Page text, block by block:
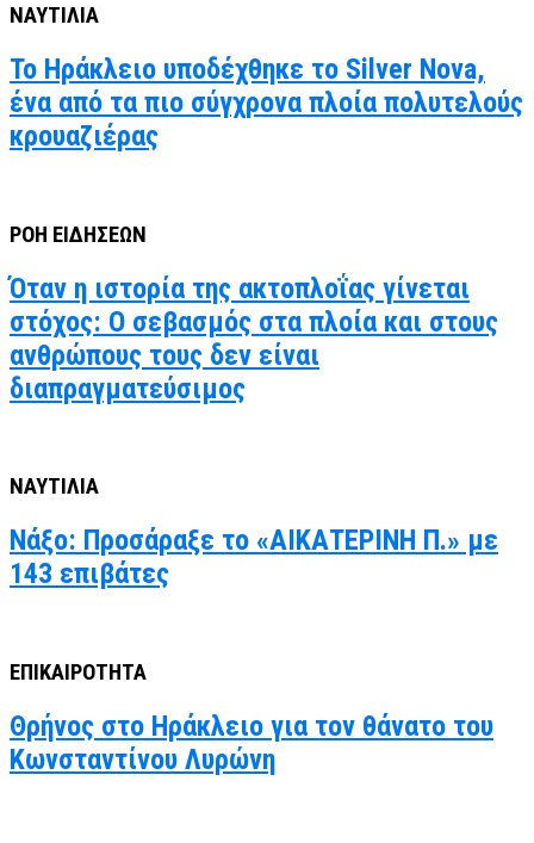
ΝΑΥΤΙΛΙΑ
Το Ηράκλειο υποδέχθηκε το Silver Nova,
ένα από τα πιο σύγχρονα πλοία πολυτελούς
κρουαζιέρας
ΡΟΗ ΕΙΔΗΣΕΩΝ
Όταν η ιστορία της ακτοπλοΐας γίνεται
στόχος: Ο σεβασμός στα πλοία και στους
ανθρώπους τους δεν είναι
διαπραγματεύσιμος
ΝΑΥΤΙΛΙΑ
Νάξο: Προσάραξε το «ΑΙΚΑΤΕΡΙΝΗ Π.» με
143 επιβάτες
ΕΠΙΚΑΙΡΟΤΗΤΑ
Θρήνος στο Ηράκλειο για τον θάνατο του
Κωνσταντίνου Λυρώνη